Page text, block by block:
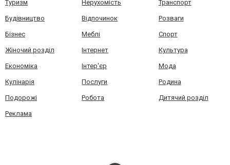
Туризм Нерухомість Транспорт
Будівництво Відпочинок Розваги
Бізнес Меблі Спорт
Жіночий розділ Інтернет Культура
Економіка Інтер'єр Мода
Кулінарія Послуги Родина
Подорожі Робота Дитячий розділ
Реклама